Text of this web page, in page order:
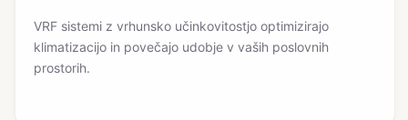
VRF sistemi z vrhunsko učinkovitostjo optimizirajo
klimatizacijo in povečajo udobje v vaših poslovnih
prostorih.